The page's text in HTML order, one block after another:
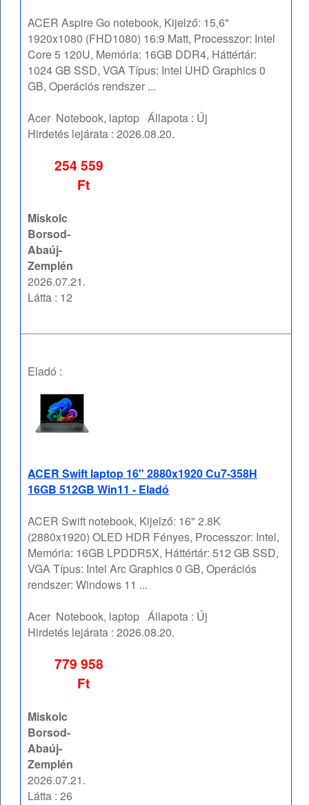
ACER Aspire Go notebook, Kijelző: 15,6"
1920x1080 (FHD1080) 16:9 Matt, Processzor: Intel
Core 5 120U, Memória: 16GB DDR4, Háttértár:
1024 GB SSD, VGA Típus: Intel UHD Graphics 0
GB, Operációs rendszer ...
Acer Notebook, laptop Állapota : Új
Hirdetés lejárata :2026.08.20.
254 559
Ft
Miskolc
Borsod-
Abaúj-
Zemplén
2026.07.21.
Látta : 12
Eladó :
ACER Swift laptop 16" 2880x1920 Cu7-358H
16GB 512GB Win11 - Eladó
ACER Swift notebook, Kijelző: 16" 2.8K
(2880x1920) OLED HDR Fényes, Processzor: Intel,
Memória: 16GB LPDDR5X, Háttértár: 512 GB SSD,
VGA Típus: Intel Arc Graphics 0 GB, Operációs
rendszer: Windows 11 ...
Acer Notebook, laptop Állapota : Új
Hirdetés lejárata :2026.08.20.
779 958
Ft
Miskolc
Borsod-
Abaúj-
Zemplén
2026.07.21.
Látta : 26